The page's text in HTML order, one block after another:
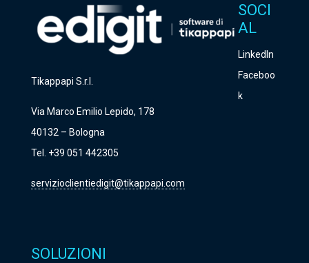
a
l
a
s
c
a
v
Tikappapi S.r.l.
Via Marco Emilio Lepido, 178
40132 – Bologna
Tel. +39 051 442305
servizioclientiedigit@tikappapi.com
SOCI
AL
LinkedIn
Faceboo
k
SOLUZIONI